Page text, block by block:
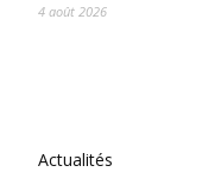
4 août 2026
Actualités